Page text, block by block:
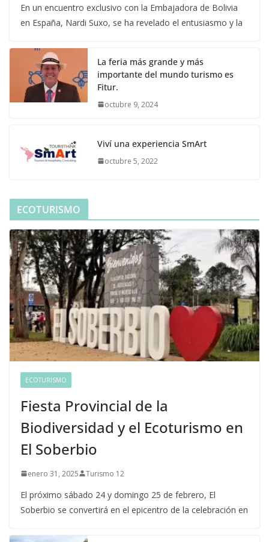
En un encuentro exclusivo con la Embajadora de Bolivia
en España, Nardi Suxo, se ha revelado el entusiasmo y la
La feria más grande y más
importante del mundo turismo es
Fitur.
octubre 9, 2024
Viví una experiencia SmArt
octubre 5, 2022
ECOTURISMO
ECOTURISMO
Fiesta Provincial de la
Biodiversidad y el Ecoturismo en
El Soberbio
enero 31, 2025 Turismo 12
El próximo sábado 24 y domingo 25 de febrero, El
Soberbio se convertirá en el epicentro de la celebración en